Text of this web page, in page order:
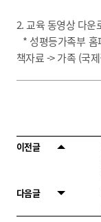
2. 교육 동영상 다운
* 성평등가족부
책자료 -> 가족 (국
이전글
다음글